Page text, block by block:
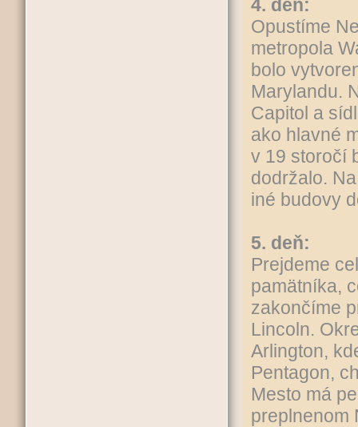
4. deň:
Opustíme
metropola
bolo
Marylandu.
Capitol a
ako hlavné
v 19 storočí
dodržalo.
iné budovy
5. deň:
Prejdeme
pamätníka,
zakončíme
Lincoln.
Arlington,
Pentagon,
Mesto má
preplnenom